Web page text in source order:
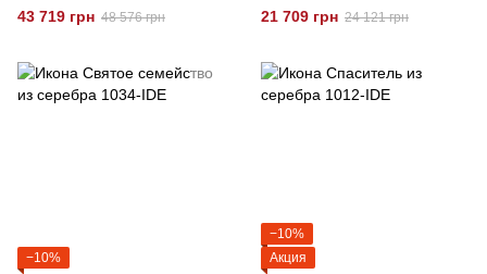
43 719 грн 48 576 грн 21 709 грн 24 121 грн
−10%
−10%
Акция